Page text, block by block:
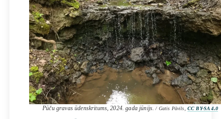
Pūču gravas ūdenskritums, 2024. gada jūnijs./ Gatis Pāvils, CC BY-SA 4.0